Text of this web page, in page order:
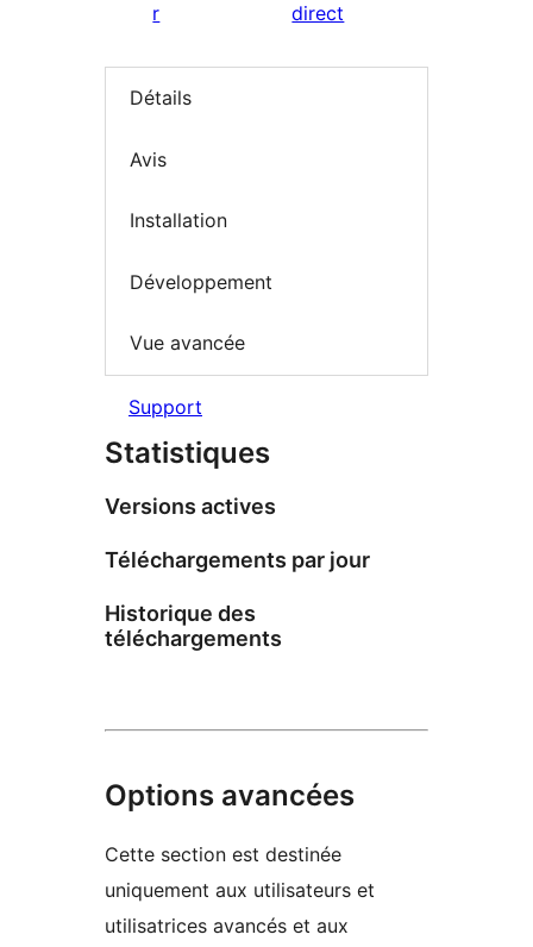
r
direct
Détails
Avis
Installation
Développement
Vue avancée
Support
Statistiques
Versions actives
Téléchargements par jour
Historique des
téléchargements
Options avancées
Cette section est destinée
uniquement aux utilisateurs et
utilisatrices avancés et aux